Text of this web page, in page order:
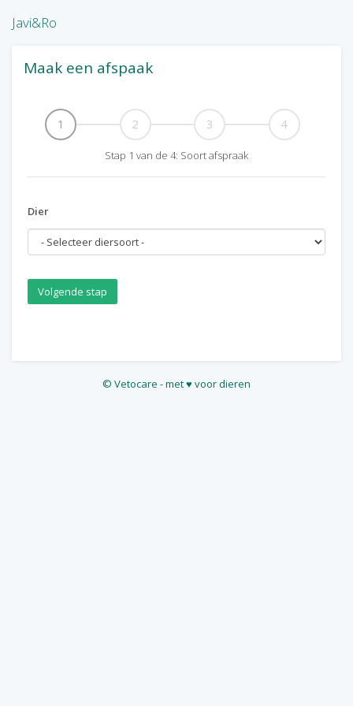
Javi&Ro
Maak een afspaak
1 2 3 4
Stap 1 van de 4: Soort afspraak
Dier
Volgende stap
© Vetocare - met ♥ voor dieren